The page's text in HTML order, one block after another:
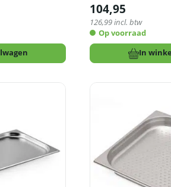
104,95
126,99incl. btw
Op voorraad
In